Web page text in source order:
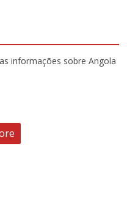
informações sobre Angola